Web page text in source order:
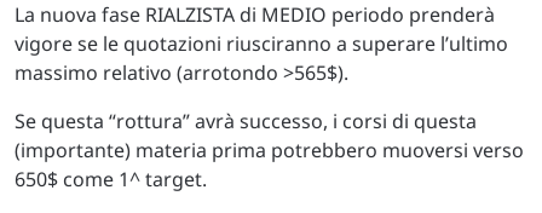
La nuova fase RIALZISTA di MEDIO periodo prenderà
vigore se le quotazioni riusciranno a superare l’ultimo
massimo relativo (arrotondo >565$).
Se questa “rottura” avrà successo, i corsi di questa
(importante) materia prima potrebbero muoversi verso
650$ come 1^ target.